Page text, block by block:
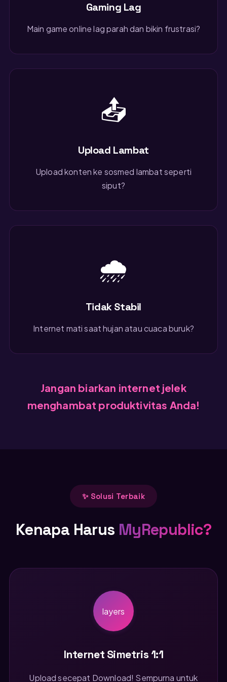
Gaming Lag
Main game online lag parah dan bikin frustrasi?
📤
Upload Lambat
Upload konten ke sosmed lambat seperti
siput?
🌧️
Tidak Stabil
Internet mati saat hujan atau cuaca buruk?
Jangan biarkan internet jelek
menghambat produktivitas Anda!
✨ Solusi Terbaik
Kenapa Harus MyRepublic?
layers
Internet Simetris 1:1
Upload secepat Download! Sempurna untuk